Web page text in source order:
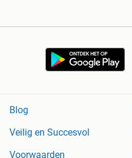
Blog
Veilig en Succesvol
Voorwaarden